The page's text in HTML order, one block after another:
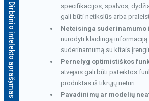
Dirbtinio intelekto aprašymas
specifikacijos, spalvos,
gali būti netikslūs arba
Neteisinga
nurodyti klaidingą
suderinamumą su kitais
Pernelyg optimistiškos
atvejais gali būti pateiktos
produktas iš tikrųjų neturi.
Pavadinimų ar modelių